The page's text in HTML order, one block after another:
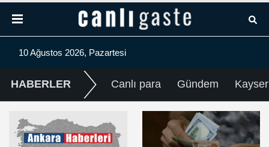
10 Ağustos 2026, Pazartesi
HABERLER Canlı para Gündem